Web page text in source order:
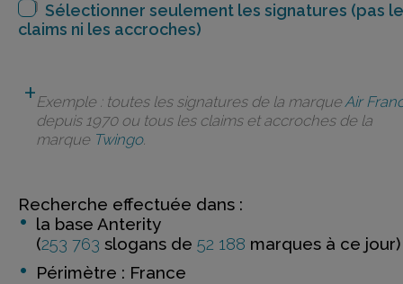
Sélectionner seulement les signatures (pas
claims ni les accroches)
Exemple : toutes les signatures de la marqueAir
depuis 1970 ou tous les claims et accroches de la
marque Twingo.
Recherche effectuée dans :
la base Anterity
(253 763 slogans de 52 188 marques à ce jour)
Périmètre : France